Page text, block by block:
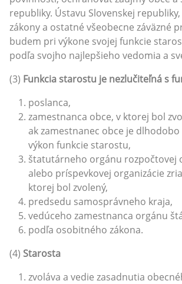
republiky. Ústavu Slovenskej
zákony a ostatné všeobecne záväzné
budem pri výkone svojej funkcie
podľa svojho najlepšieho vedomia a
(3) Funkcia starostu je nezlučiteľná s
poslanca,
zamestnanca obce, v ktorej bol
ak zamestnanec obce je
výkon funkcie starostu,
štatutárneho orgánu rozpočtovej
alebo príspevkovej organizácie
ktorej bol zvolený,
predsedu samosprávneho kraja,
vedúceho zamestnanca orgánu
podľa osobitného zákona.
(4) Starosta
zvoláva a vedie zasadnutia